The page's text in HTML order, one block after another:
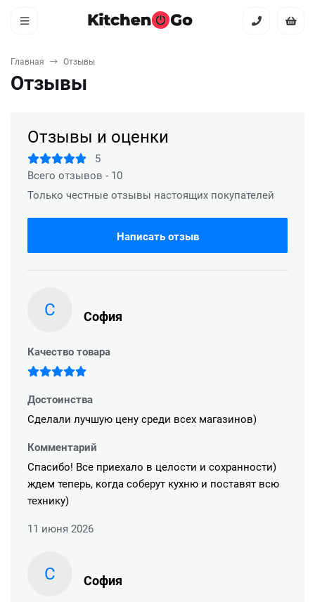
Главная Отзывы
Отзывы
Отзывы и оценки
5
Всего отзывов - 10
Только честные отзывы настоящих покупателей
Написать отзыв
С София
Качество товара
Достоинства
Сделали лучшую цену среди всех магазинов)
Комментарий
Спасибо! Все приехало в целости и сохранности)
ждем теперь, когда соберут кухню и поставят всю
технику)
11 июня 2026
С София